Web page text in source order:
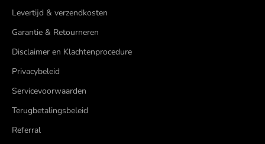
Levertijd & verzendkosten
Garantie & Retourneren
Disclaimer en Klachtenprocedure
Privacybeleid
Servicevoorwaarden
Terugbetalingsbeleid
Referral